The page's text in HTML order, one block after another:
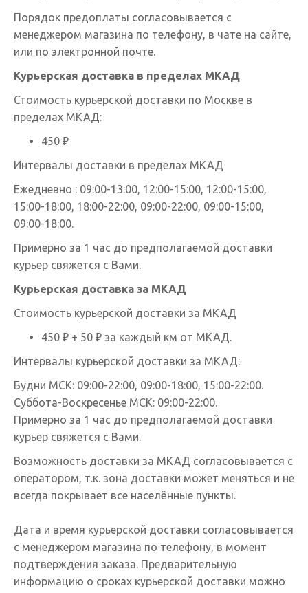
Порядок предоплаты согласовывается с
менеджером магазина по телефону, в чате на сайте,
или по электронной почте.
Курьерская доставка в пределах МКАД
Стоимость курьерской доставки по Москве в
пределах МКАД:
450 ₽
Интервалы доставки в пределах МКАД
Ежедневно : 09:00-13:00, 12:00-15:00, 12:00-15:00,
15:00-18:00, 18:00-22:00, 09:00-22:00, 09:00-15:00,
09:00-18:00.
Примерно за 1 час до предполагаемой доставки
курьер свяжется с Вами.
Курьерская доставка за МКАД
Стоимость курьерской доставки за МКАД
450 ₽ + 50 ₽ за каждый км от МКАД.
Интервалы курьерской доставки за МКАД:
Будни МСК: 09:00-22:00, 09:00-18:00, 15:00-22:00.
Суббота-Воскресенье МСК: 09:00-22:00.
Примерно за 1 час до предполагаемой доставки
курьер свяжется с Вами.
Возможность доставки за МКАД согласовывается с
оператором, т.к. зона доставки может меняться и не
всегда покрывает все населённые пункты.
Дата и время курьерской доставки согласовывается
с менеджером магазина по телефону, в момент
подтверждения заказа. Предварительную
информацию о сроках курьерской доставки можно